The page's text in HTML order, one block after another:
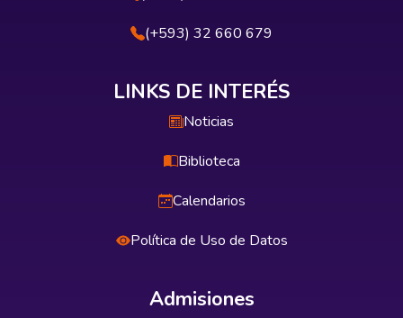
(+593) 32 660 679
LINKS DE INTERÉS
Noticias
Biblioteca
Calendarios
Política de Uso de Datos
Admisiones